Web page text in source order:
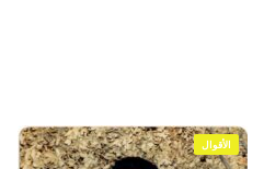
الأقوال